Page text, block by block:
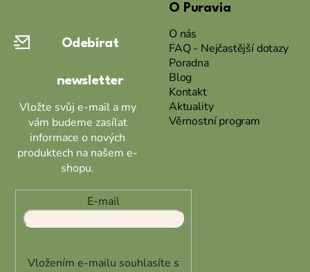
Odebírat
newsletter
Vložte svůj e-mail a my
vám budeme zasílat
informace o nových
produktech na našem e-
shopu.
E-mail
Vložením e-mailu souhlasíte s
O Puravia
O nás
FAQ - Nejčastější dotazy
Poradna
Blog
Kontakt
Aktuality
Věrnostní program